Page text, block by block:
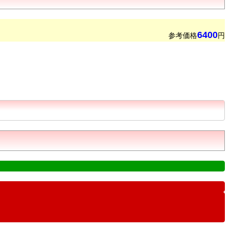
参考価格6400円